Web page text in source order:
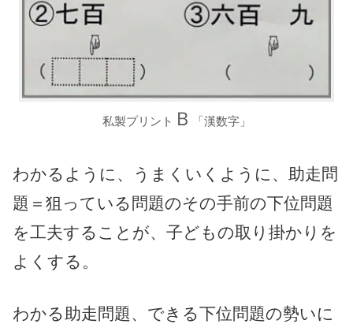
私製プリント Ｂ 「漢数字」
わかるように、うまくいくように、助走問
題＝狙っている問題のその手前の下位問題
を工夫することが、子どもの取り掛かりを
よくする。
わかる助走問題、できる下位問題の勢いに